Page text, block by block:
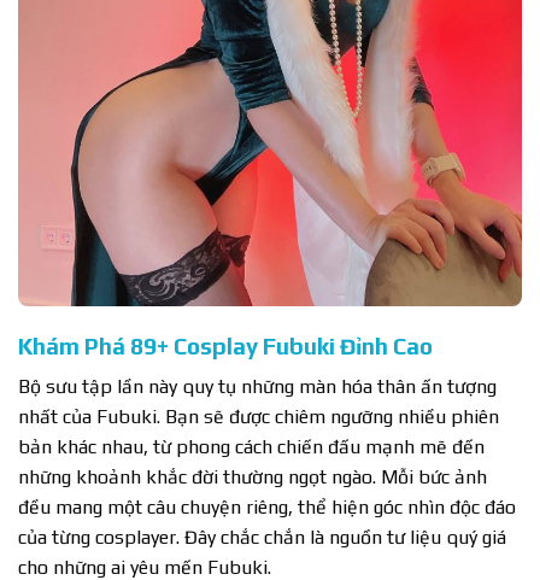
Khám Phá 89+ Cosplay Fubuki Đỉnh Cao
Bộ sưu tập lần này quy tụ những màn hóa thân ấn tượng
nhất của Fubuki. Bạn sẽ được chiêm ngưỡng nhiều phiên
bản khác nhau, từ phong cách chiến đấu mạnh mẽ đến
những khoảnh khắc đời thường ngọt ngào. Mỗi bức ảnh
đều mang một câu chuyện riêng, thể hiện góc nhìn độc đáo
của từng cosplayer. Đây chắc chắn là nguồn tư liệu quý giá
cho những ai yêu mến Fubuki.